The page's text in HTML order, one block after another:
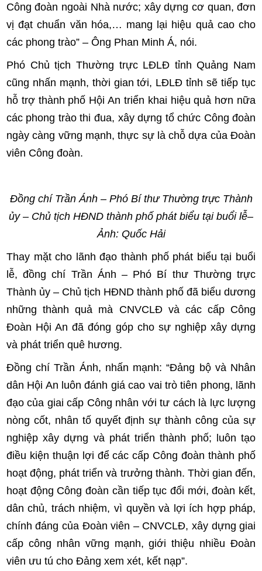
Công đoàn ngoài Nhà nước; xây dựng cơ quan, đơn
vị đạt chuẩn văn hóa,… mang lại hiệu quả cao cho
các phong trào” – Ông Phan Minh Á, nói.
Phó Chủ tịch Thường trực LĐLĐ tỉnh Quảng Nam
cũng nhấn mạnh, thời gian tới, LĐLĐ tỉnh sẽ tiếp tục
hỗ trợ thành phố Hội An triển khai hiệu quả hơn nữa
các phong trào thi đua, xây dựng tổ chức Công đoàn
ngày càng vững mạnh, thực sự là chỗ dựa của Đoàn
viên Công đoàn.
Đồng chí Trần Ánh – Phó Bí thư Thường trực Thành
ủy – Chủ tịch HĐND thành phố phát biểu tại buổi lễ–
Ảnh: Quốc Hải
Thay mặt cho lãnh đạo thành phố phát biểu tại buổi
lễ, đồng chí Trần Ánh – Phó Bí thư Thường trực
Thành ủy – Chủ tịch HĐND thành phố đã biểu dương
những thành quả mà CNVCLĐ và các cấp Công
Đoàn Hội An đã đóng góp cho sự nghiệp xây dựng
và phát triển quê hương.
Đồng chí Trần Ánh, nhấn mạnh: “Đảng bộ và Nhân
dân Hội An luôn đánh giá cao vai trò tiên phong, lãnh
đạo của giai cấp Công nhân với tư cách là lực lượng
nòng cốt, nhân tố quyết định sự thành công của sự
nghiệp xây dựng và phát triển thành phố; luôn tạo
điều kiện thuận lợi để các cấp Công đoàn thành phố
hoạt động, phát triển và trưởng thành. Thời gian đến,
hoạt động Công đoàn cần tiếp tục đổi mới, đoàn kết,
dân chủ, trách nhiệm, vì quyền và lợi ích hợp pháp,
chính đáng của Đoàn viên – CNVCLĐ, xây dựng giai
cấp công nhân vững mạnh, giới thiệu nhiều Đoàn
viên ưu tú cho Đảng xem xét, kết nạp”.